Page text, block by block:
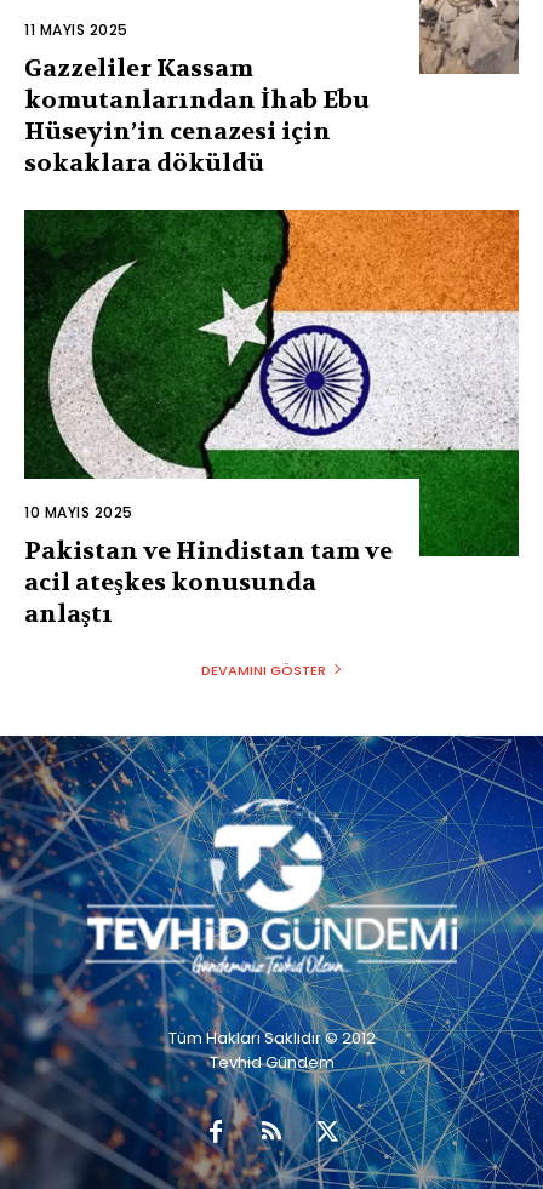
11 MAYIS 2025
Gazzeliler Kassam
komutanlarından İhab Ebu
Hüseyin’in cenazesi için
sokaklara döküldü
10 MAYIS 2025
Pakistan ve Hindistan tam ve
acil ateşkes konusunda
anlaştı
DEVAMINI GÖSTER
Tüm Hakları Saklıdır © 2012
Tevhid Gündem